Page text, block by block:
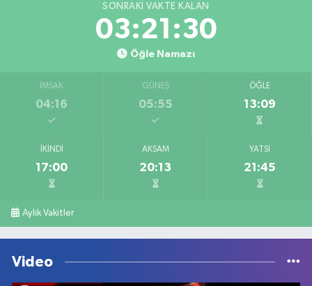
SONRAKI VAKTE KALAN
03:21:30
Öğle Namazı
İMSAK
04:16
GÜNEŞ
05:55
ÖĞLE
13:09
İKINDI
17:00
AKŞAM
20:13
YATSI
21:45
Aylık Vakitler
Video